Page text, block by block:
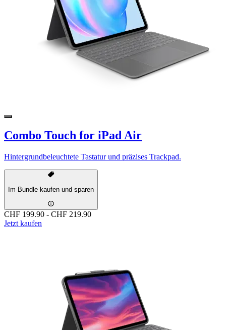
Combo Touch for iPad Air
Hintergrundbeleuchtete Tastatur und präzises Trackpad.
Im Bundle kaufen und sparen
CHF 199.90 - CHF 219.90
Jetzt kaufen